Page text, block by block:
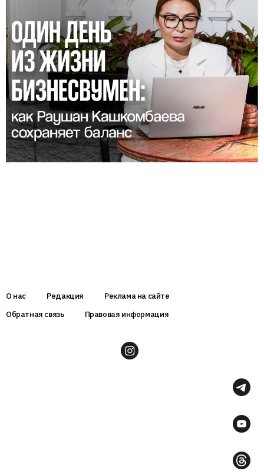
О нас Редакция
Реклама на сайте
Обратная связь
Правовая информация